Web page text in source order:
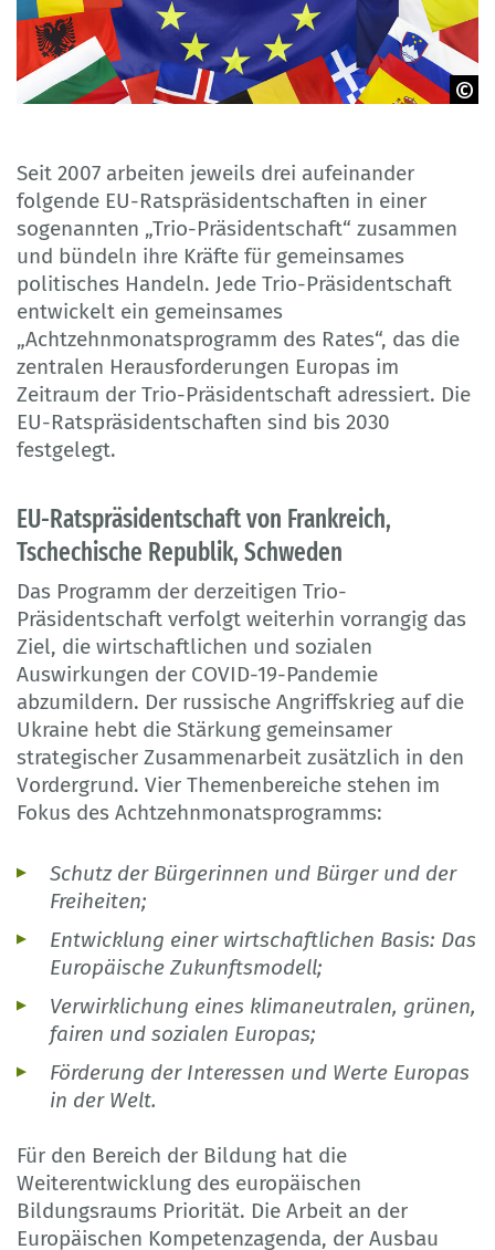
Seit 2007 arbeiten jeweils drei aufeinander
folgende EU-Ratspräsidentschaften in einer
sogenannten „Trio-Präsidentschaft“ zusammen
und bündeln ihre Kräfte für gemeinsames
politisches Handeln. Jede Trio-Präsidentschaft
entwickelt ein gemeinsames
„Achtzehnmonatsprogramm des Rates“, das die
zentralen Herausforderungen Europas im
Zeitraum der Trio-Präsidentschaft adressiert. Die
EU-Ratspräsidentschaften sind bis 2030
festgelegt.
EU-Ratspräsidentschaft von Frankreich,
Tschechische Republik, Schweden
Das Programm der derzeitigen Trio-
Präsidentschaft verfolgt weiterhin vorrangig das
Ziel, die wirtschaftlichen und sozialen
Auswirkungen der COVID-19-Pandemie
abzumildern. Der russische Angriffskrieg auf die
Ukraine hebt die Stärkung gemeinsamer
strategischer Zusammenarbeit zusätzlich in den
Vordergrund. Vier Themenbereiche stehen im
Fokus des Achtzehnmonatsprogramms:
Schutz der Bürgerinnen und Bürger und der
Freiheiten;
Entwicklung einer wirtschaftlichen Basis: Das
Europäische Zukunftsmodell;
Verwirklichung eines klimaneutralen, grünen,
fairen und sozialen Europas;
Förderung der Interessen und Werte Europas
in der Welt.
Für den Bereich der Bildung hat die
Weiterentwicklung des europäischen
Bildungsraums Priorität. Die Arbeit an der
Europäischen Kompetenzagenda, der Ausbau